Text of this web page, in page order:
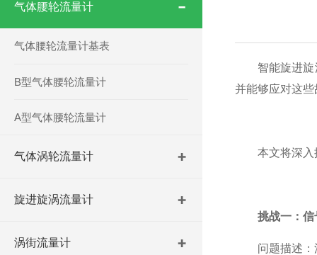
气体腰轮流量计
气体腰轮流量计基表
B型气体腰轮流量计
A型气体腰轮流量计
气体涡轮流量计
旋进旋涡流量计
涡街流量计
智能旋进旋涡
并能够应对这
本文将深入
挑战一：信
问题描述：流